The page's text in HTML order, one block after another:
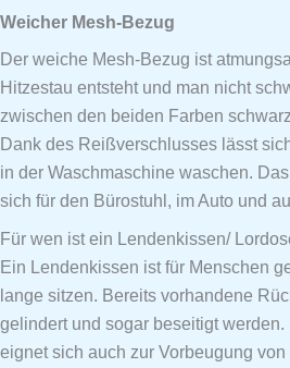
Weicher Mesh-Bezug
Der weiche Mesh-Bezug ist
Hitzestau entsteht und man nicht
zwischen den beiden Farben
Dank des Reißverschlusses lässt
in der Waschmaschine waschen.
sich für den Bürostuhl, im Auto und
Für wen ist ein Lendenkissen/
Ein Lendenkissen ist für Menschen
lange sitzen. Bereits vorhandene
gelindert und sogar beseitigt
eignet sich auch zur Vorbeugung